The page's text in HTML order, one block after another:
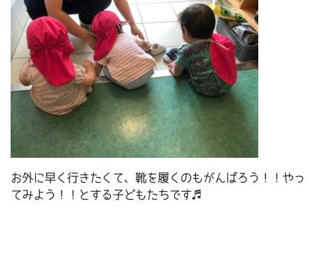
お外に早く行きたくて、靴を履くのもがんばろう！！やっ
てみよう！！とする子どもたちです♬